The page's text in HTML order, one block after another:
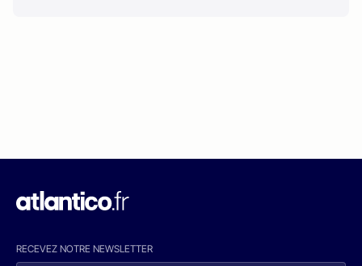
RECEVEZ NOTRE NEWSLETTER